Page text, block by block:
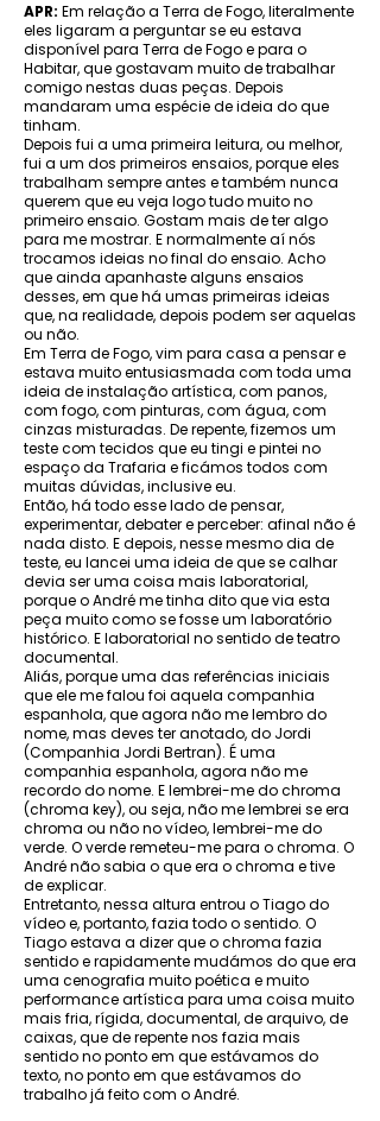
APR: Em relação a Terra de Fogo, literalmente
eles ligaram a perguntar se eu estava
disponível para Terra de Fogo e para o
Habitar, que gostavam muito de trabalhar
comigo nestas duas peças. Depois
mandaram uma espécie de ideia do que
tinham.
Depois fui a uma primeira leitura, ou melhor,
fui a um dos primeiros ensaios, porque eles
trabalham sempre antes e também nunca
querem que eu veja logo tudo muito no
primeiro ensaio. Gostam mais de ter algo
para me mostrar. E normalmente aí nós
trocamos ideias no final do ensaio. Acho
que ainda apanhaste alguns ensaios
desses, em que há umas primeiras ideias
que, na realidade, depois podem ser aquelas
ou não.
Em Terra de Fogo, vim para casa a pensar e
estava muito entusiasmada com toda uma
ideia de instalação artística, com panos,
com fogo, com pinturas, com água, com
cinzas misturadas. De repente, fizemos um
teste com tecidos que eu tingi e pintei no
espaço da Trafaria e ficámos todos com
muitas dúvidas, inclusive eu.
Então, há todo esse lado de pensar,
experimentar, debater e perceber: afinal não é
nada disto. E depois, nesse mesmo dia de
teste, eu lancei uma ideia de que se calhar
devia ser uma coisa mais laboratorial,
porque o André me tinha dito que via esta
peça muito como se fosse um laboratório
histórico. E laboratorial no sentido de teatro
documental.
Aliás, porque uma das referências iniciais
que ele me falou foi aquela companhia
espanhola, que agora não me lembro do
nome, mas deves ter anotado, do Jordi
(Companhia Jordi Bertran). É uma
companhia espanhola, agora não me
recordo do nome. E lembrei-me do chroma
(chroma key), ou seja, não me lembrei se era
chroma ou não no vídeo, lembrei-me do
verde. O verde remeteu-me para o chroma. O
André não sabia o que era o chroma e tive
de explicar.
Entretanto, nessa altura entrou o Tiago do
vídeo e, portanto, fazia todo o sentido. O
Tiago estava a dizer que o chroma fazia
sentido e rapidamente mudámos do que era
uma cenografia muito poética e muito
performance artística para uma coisa muito
mais fria, rígida, documental, de arquivo, de
caixas, que de repente nos fazia mais
sentido no ponto em que estávamos do
texto, no ponto em que estávamos do
trabalho já feito com o André.